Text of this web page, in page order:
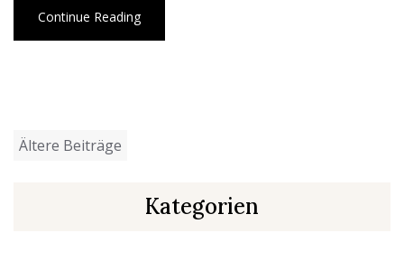
Continue Reading
Beitragsnavigation
Ältere Beiträge
Kategorien